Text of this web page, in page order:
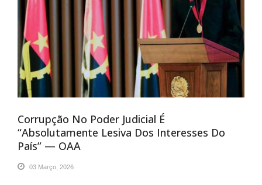
Corrupção No Poder Judicial É
“absolutamente Lesiva Dos Interesses Do
País” — OAA
03 Março, 2026